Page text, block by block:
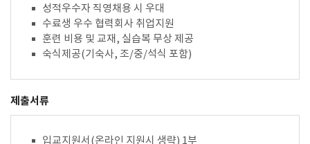
성적우수자 직영채용 시 우대
수료생 우수 협력회사 취업지원
훈련 비용 및 교재, 실습복 무상 제공
숙식제공(기숙사, 조/중/석식 포함)
제출서류
입교지원서(온라인 지원시 생략) 1부